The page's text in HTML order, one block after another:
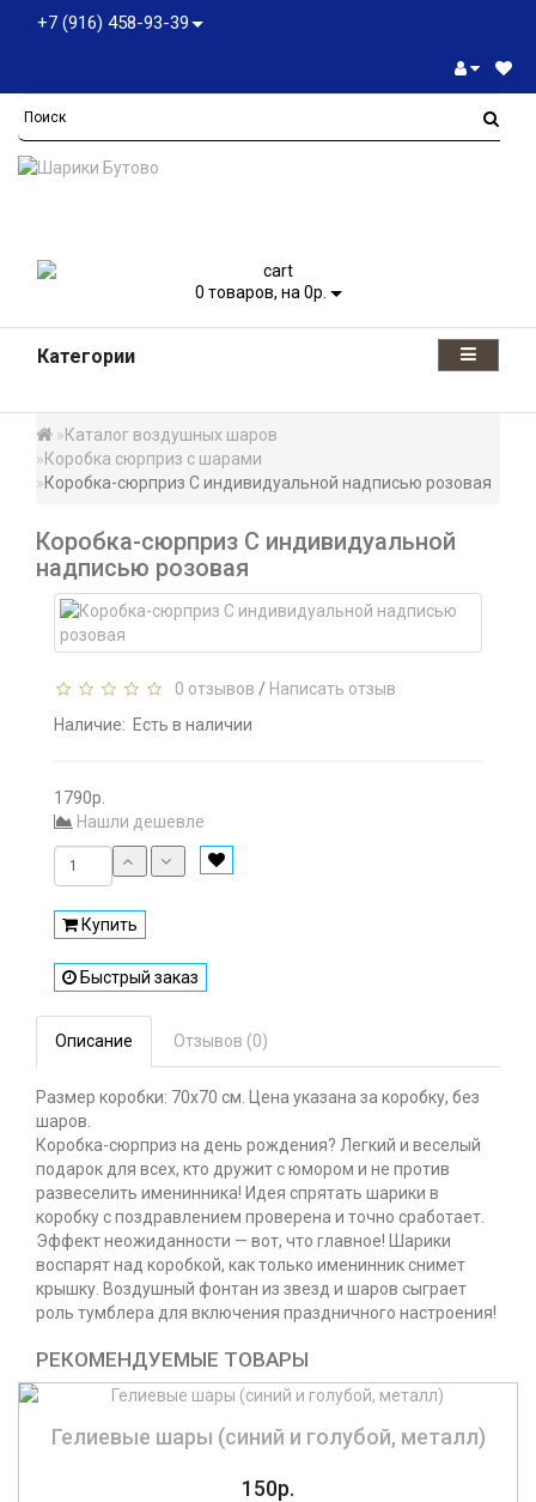
+7 (916) 458-93-39
0 товаров, на 0р.
Категории
Каталог воздушных шаров
Коробка сюрприз с шарами
Коробка-сюрприз С индивидуальной надписью розовая
Коробка-сюрприз С индивидуальной
надписью розовая
0 отзывов / Написать отзыв
Наличие: Есть в наличии
1790р.
Нашли дешевле
Купить
Быстрый заказ
Описание Отзывов (0)
Размер коробки: 70x70 см. Цена указана за коробку, без
шаров.
Коробка-сюрприз на день рождения? Легкий и веселый
подарок для всех, кто дружит с юмором и не против
развеселить именинника! Идея спрятать шарики в
коробку с поздравлением проверена и точно сработает.
Эффект неожиданности — вот, что главное! Шарики
воспарят над коробкой, как только именинник снимет
крышку. Воздушный фонтан из звезд и шаров сыграет
роль тумблера для включения праздничного настроения!
РЕКОМЕНДУЕМЫЕ ТОВАРЫ
Гелиевые шары (синий и голубой, металл)
150р.